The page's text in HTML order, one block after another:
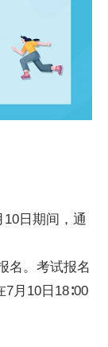
日期间，通
名。考试报名
月10日18∶00